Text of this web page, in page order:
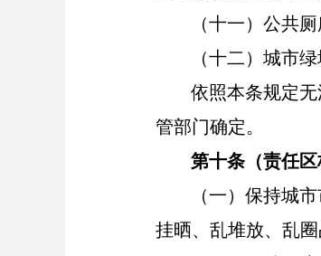
（十一）公共
（十二）城市
依照本条规定
管部门确定。
第十条（责任区
（一）保持城
挂晒、乱堆放、乱